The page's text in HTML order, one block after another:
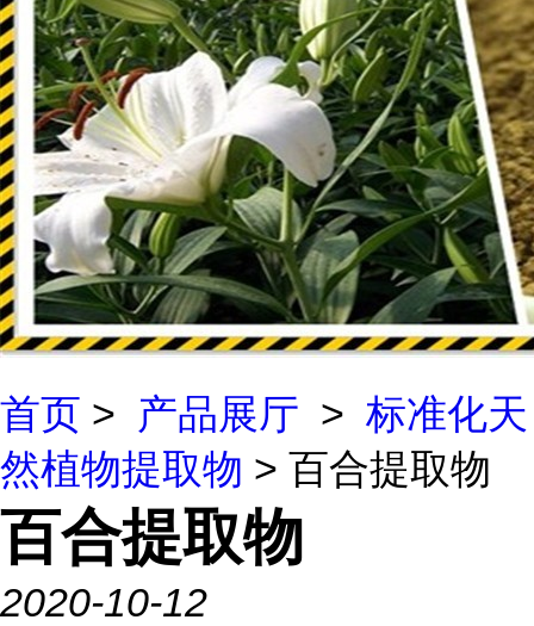
首页 > 产品展厅 > 标准化天
然植物提取物 > 百合提取物
百合提取物
2020-10-12